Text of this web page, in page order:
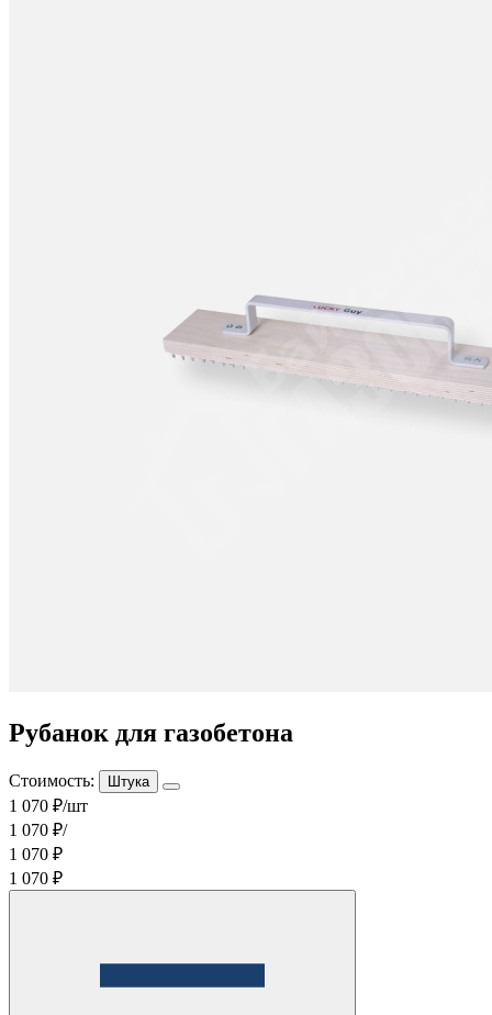
Рубанок для газобетона
Стоимость: Штука
1 070 ₽/шт
1 070 ₽/
1 070 ₽
1 070 ₽